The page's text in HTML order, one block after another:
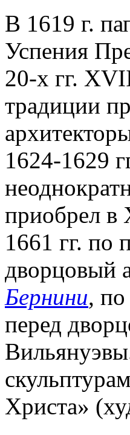
В 1619 г.
Успения
20-х гг.
традиции
1624-1629
приобрел
1661 гг. по
дворцовый
Бернини,
перед
Христа»